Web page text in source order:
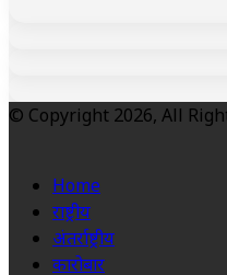
© Copyright 2026, All
Home
राष्ट्रीय
अंतर्राष्ट्रीय
कारोबार